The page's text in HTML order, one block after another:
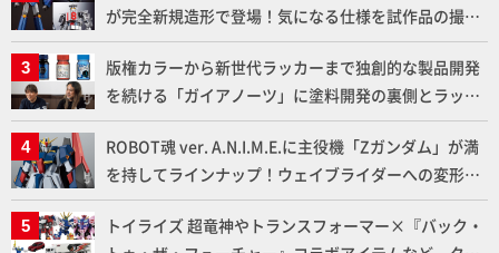
が完全新規造形で登場！気になる仕様を試作品の撮り
下ろしでご紹介!!さらに「大鉄人17」＆「ワンエイ
ト」セット情報もお届け！【超合金の魂】
版権カラーから新世代ラッカーまで独創的な製品開発
を続ける「ガイアノーツ」に塗料開発の裏側とラッカ
ー塗料の未来についてインタビュー！
ROBOT魂 ver. A.N.I.M.E.に主役機「Zガンダム」が満
を持してラインナップ！ウェイブライダーへの変形、
劇中どおりのプロポーションを再現【機動戦士Zガン
ダム】
トイライズ 超竜神やトランスフォーマー×『バック・